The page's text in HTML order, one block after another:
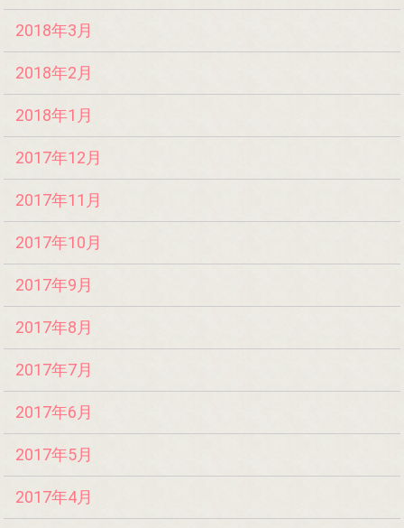
2018年3月
2018年2月
2018年1月
2017年12月
2017年11月
2017年10月
2017年9月
2017年8月
2017年7月
2017年6月
2017年5月
2017年4月